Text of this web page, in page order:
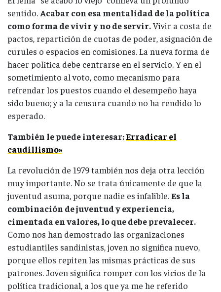
sentido. Acabar con esa mentalidad de la política
como forma de vivir y no de servir.Vivir a costa de
pactos, repartición de cuotas de poder, asignación de
curules o espacios en comisiones. La nueva forma de
hacer política debe centrarse en el servicio. Y en el
sometimiento al voto, como mecanismo para
refrendar los puestos cuando el desempeño haya
sido bueno; y a la censura cuando no ha rendido lo
esperado.
También le puede interesar:Erradicar el
caudillismo»
La revolución de 1979 también nos deja otra lección
muy importante. No se trata únicamente de que la
juventud asuma, porque nadie es infalible.Es la
combinación de juventud y experiencia,
cimentada en valores, lo que debe prevalecer.
Como nos han demostrado las organizaciones
estudiantiles sandinistas, joven no significa nuevo,
porque ellos repiten las mismas prácticas de sus
patrones. Joven significa romper con los vicios de la
política tradicional, a los que ya me he referido